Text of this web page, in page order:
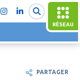
RÉSEAU
PARTAGER